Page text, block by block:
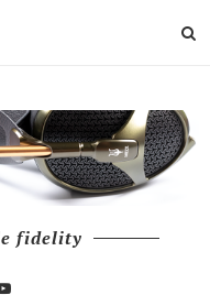
fidelity